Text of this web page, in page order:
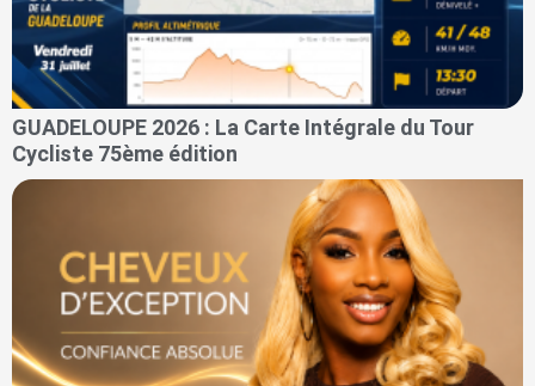
GUADELOUPE 2026 : La Carte Intégrale du Tour
Cycliste 75ème édition